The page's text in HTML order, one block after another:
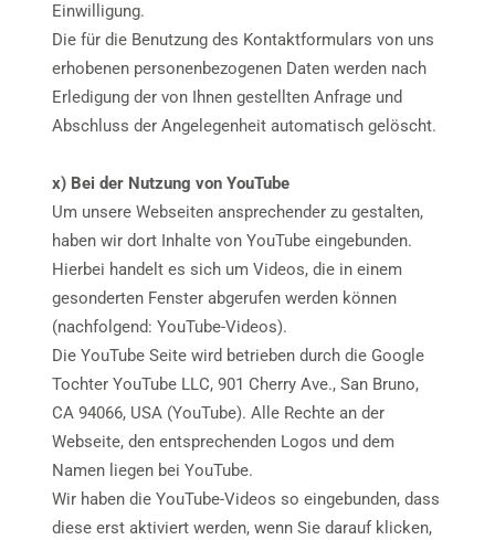
Einwilligung.
Die für die Benutzung des Kontaktformulars von uns
erhobenen personenbezogenen Daten werden nach
Erledigung der von Ihnen gestellten Anfrage und
Abschluss der Angelegenheit automatisch gelöscht.
x) Bei der Nutzung von YouTube
Um unsere Webseiten ansprechender zu gestalten,
haben wir dort Inhalte von YouTube eingebunden.
Hierbei handelt es sich um Videos, die in einem
gesonderten Fenster abgerufen werden können
(nachfolgend: YouTube-Videos).
Die YouTube Seite wird betrieben durch die Google
Tochter YouTube LLC, 901 Cherry Ave., San Bruno,
CA 94066, USA (YouTube). Alle Rechte an der
Webseite, den entsprechenden Logos und dem
Namen liegen bei YouTube.
Wir haben die YouTube-Videos so eingebunden, dass
diese erst aktiviert werden, wenn Sie darauf klicken,